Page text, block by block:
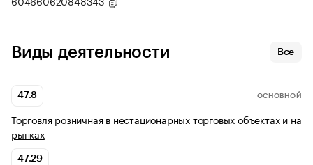
Виды деятельности Все
47.8 ОСНОВНОЙ
Торговля розничная в нестационарных торговых объектах и на
рынках
47.29